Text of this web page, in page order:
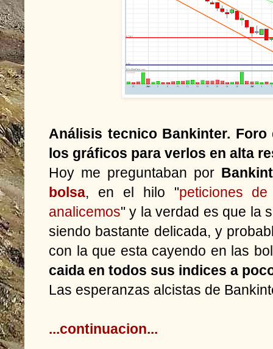
Análisis tecnico Bankinter.
los gráficos para verlos en alta
Hoy me preguntaban por
bolsa, en el hilo "peticiones
analicemos" y la verdad es que la
siendo bastante delicada, y
con la que esta cayendo en las
caida en todos sus indices a
Las esperanzas alcistas de
...continuacion...